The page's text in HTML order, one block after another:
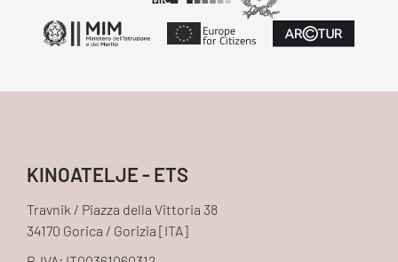
KINOATELJE - ETS
Travnik / Piazza della Vittoria 38
34170 Gorica / Gorizia [ITA]